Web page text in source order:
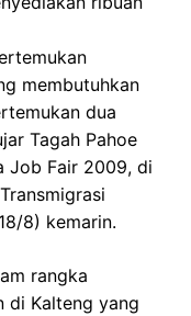
membutuhkan
dua
Tagah Pahoe
Job Fair 2009, di
8) kemarin.
rangka
di Kalteng yang